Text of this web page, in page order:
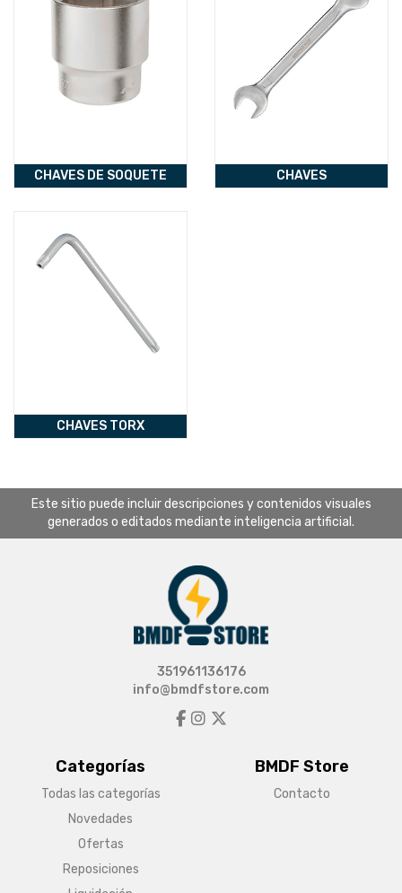
CHAVES DE SOQUETE CHAVES
CHAVES TORX
Este sitio puede incluir descripciones y contenidos visuales
generados o editados mediante inteligencia artificial.
Categorías
Todas las categorías
Novedades
Ofertas
Reposiciones
BMDF Store
Contacto
351961136176
info@bmdfstore.com